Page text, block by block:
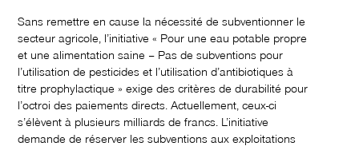
Sans remettre en cause la nécessité de subventionner le
secteur agricole, l’initiative « Pour une eau potable propre
et une alimentation saine – Pas de subventions pour
l’utilisation de pesticides et l’utilisation d’antibiotiques à
titre prophylactique » exige des critères de durabilité pour
l’octroi des paiements directs. Actuellement, ceux-ci
s’élèvent à plusieurs milliards de francs. L’initiative
demande de réserver les subventions aux exploitations